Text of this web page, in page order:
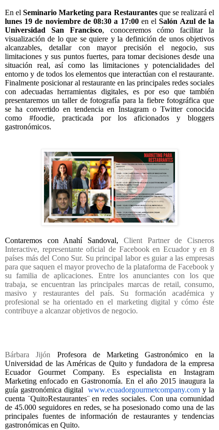
En elSeminario Marketing para Restaurantesque se realizará el
lunes 19 de noviembre de 08:30 a 17:00 en elSalón Azul de la
Universidad San Francisco, conoceremos cómo facilitar la
visualización de lo que se quiere y la definición de unos objetivos
alcanzables, detallar con mayor precisión el negocio, sus
limitaciones y sus puntos fuertes, para tomar decisiones desde una
situación real, así como las limitaciones y potencialidades del
entorno y de todos los elementos que interactúan con el restaurante.
Finalmente posicionar al restaurante en las principales redes sociales
con adecuadas herramientas digitales, es por eso que también
presentaremos un taller de fotografía para la fiebre fotográfica que
se ha convertido en tendencia en Instagram o Twitter conocida
como #foodie, practicada por los aficionados y bloggers
gastronómicos.
Contaremos con Anahí Sandoval, Client Partner de Cisneros
Interactive, representante oficial de Facebook en Ecuador y en 8
países más del Cono Sur. Su principal labor es guiar a las empresas
para que saquen el mayor provecho de la plataforma de Facebook y
su familia de aplicaciones. Entre los anunciantes con los que
trabaja, se encuentran las principales marcas de retail, consumo,
masivo y restaurantes del país. Su formación académica y
profesional se ha orientado en el marketing digital y cómo éste
contribuye a alcanzar objetivos de negocio.
Bárbara Jijón Profesora de Marketing Gastronómico en la
Universidad de las Américas de Quito y fundadora de la empresa
Ecuador Gourmet Company. Es especialista en Instagram
Marketing enfocado en Gastronomía. En el año 2015 inaugura la
guía gastronómica digital www.ecuadorgourmetcompany.com y la
cuenta ¨QuitoRestaurantes¨ en redes sociales. Con una comunidad
de 45.000 seguidores en redes, se ha posesionado como una de las
principales fuentes de información de restaurantes y tendencias
gastronómicas en Quito.